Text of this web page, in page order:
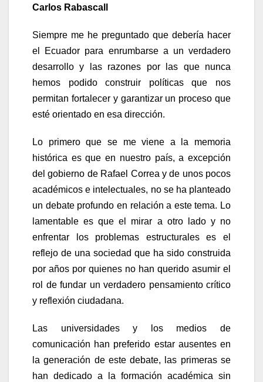
Carlos Rabascall
Siempre me he preguntado que debería hacer
el Ecuador para enrumbarse a un verdadero
desarrollo y las razones por las que nunca
hemos podido construir políticas que nos
permitan fortalecer y garantizar un proceso que
esté orientado en esa dirección.
Lo primero que se me viene a la memoria
histórica es que en nuestro país, a excepción
del gobierno de Rafael Correa y de unos pocos
académicos e intelectuales, no se ha planteado
un debate profundo en relación a este tema. Lo
lamentable es que el mirar a otro lado y no
enfrentar los problemas estructurales es el
reflejo de una sociedad que ha sido construida
por años por quienes no han querido asumir el
rol de fundar un verdadero pensamiento crítico
y reflexión ciudadana.
Las universidades y los medios de
comunicación han preferido estar ausentes en
la generación de este debate, las primeras se
han dedicado a la formación académica sin